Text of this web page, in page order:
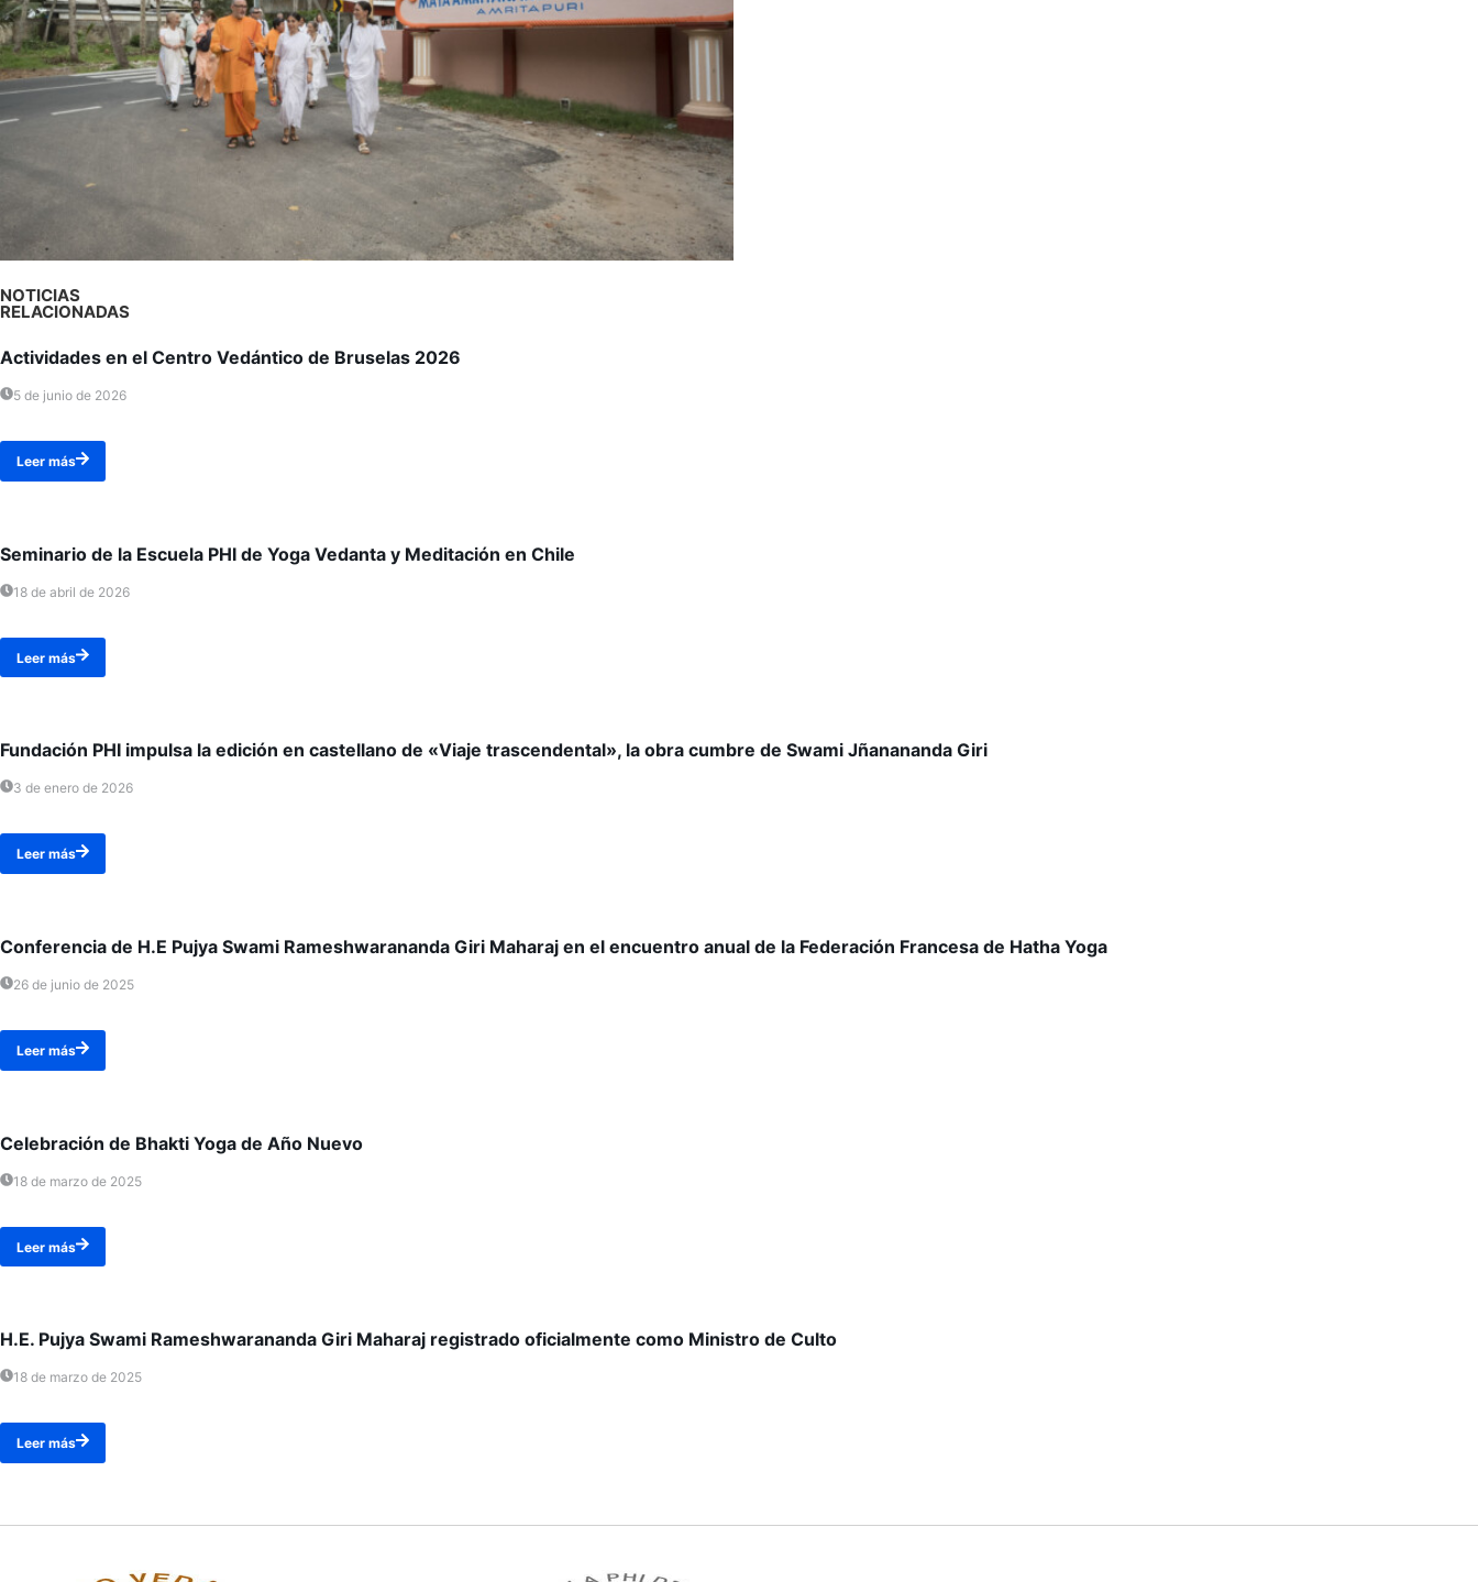
NOTICIAS
RELACIONADAS
Actividades en el Centro Vedántico de Bruselas 2026
5 de junio de 2026
Leer más
Seminario de la Escuela PHI de Yoga Vedanta y Meditación en Chile
18 de abril de 2026
Leer más
Fundación PHI impulsa la edición en castellano de «Viaje trascendental», la obra cumbre de Swami Jñanananda Giri
3 de enero de 2026
Leer más
Conferencia de H.E Pujya Swami Rameshwarananda Giri Maharaj en el encuentro anual de la Federación Francesa de Hatha Yoga
26 de junio de 2025
Leer más
Celebración de Bhakti Yoga de Año Nuevo
18 de marzo de 2025
Leer más
H.E. Pujya Swami Rameshwarananda Giri Maharaj registrado oficialmente como Ministro de Culto
18 de marzo de 2025
Leer más